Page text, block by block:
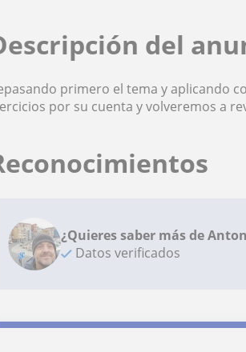
del
primero el tema y aplicando
por su cuenta y volveremos a
¿Quieres saber más de
Datos verificados